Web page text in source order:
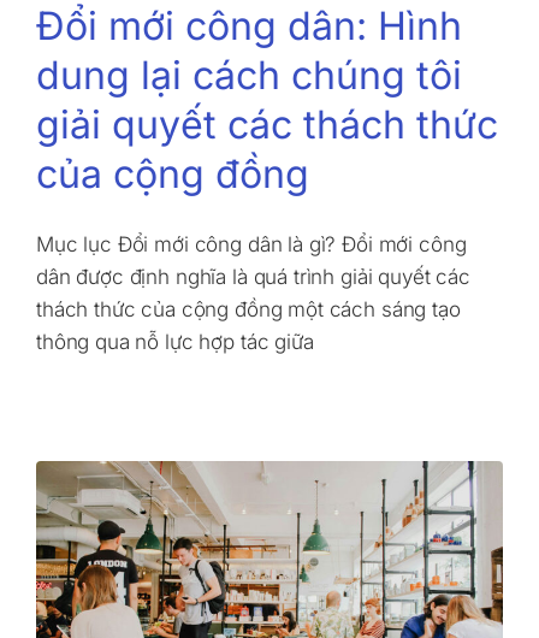
Đổi mới công dân: Hình
dung lại cách chúng tôi
giải quyết các thách thức
của cộng đồng
Mục lục Đổi mới công dân là gì? Đổi mới công
dân được định nghĩa là quá trình giải quyết các
thách thức của cộng đồng một cách sáng tạo
thông qua nỗ lực hợp tác giữa